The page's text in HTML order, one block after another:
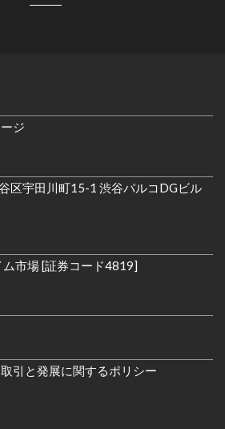
ジ
区宇田川町15-1 渋谷パルコDGビル
市場 [証券コード4819]
引と発展に関するポリシー